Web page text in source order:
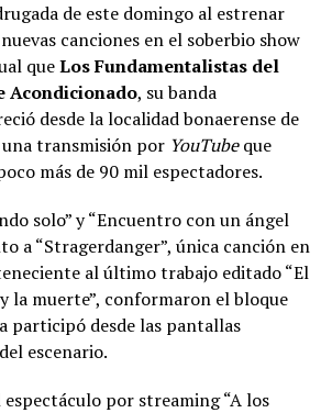
de este domingo al estrenar
canciones en el soberbio show
queLos Fundamentalistas del
Acondicionado, su banda
desde la localidad bonaerense de
transmisión por YouTubeque
más de 90 mil espectadores.
solo” y “Encuentro con un ángel
a “Stragerdanger”, única canción en
al último trabajo editado “El
la muerte”, conformaron el bloque
participó desde las pantallas
escenario.
por streaming “A los